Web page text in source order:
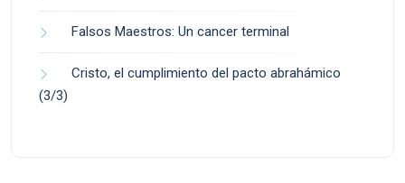
Falsos Maestros: Un cancer terminal
Cristo, el cumplimiento del pacto abrahámico
(3/3)